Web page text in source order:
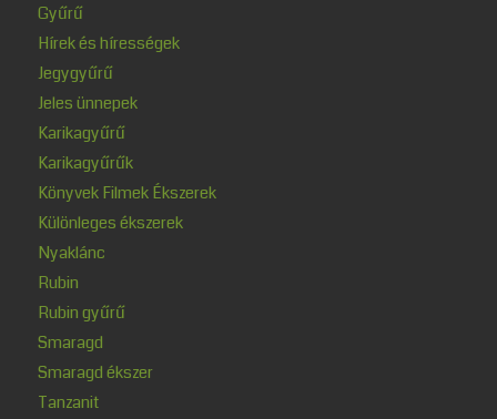
Gyűrű
Hírek és hírességek
Jegygyűrű
Jeles ünnepek
Karikagyűrű
Karikagyűrűk
Könyvek Filmek Ékszerek
Különleges ékszerek
Nyaklánc
Rubin
Rubin gyűrű
Smaragd
Smaragd ékszer
Tanzanit